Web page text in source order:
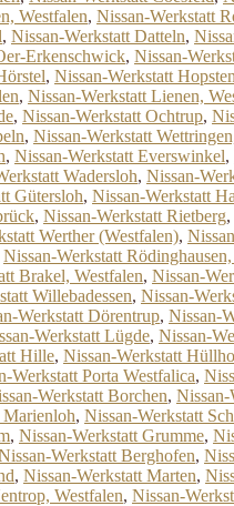
Westfalen, Nissan-Werkstatt
, Nissan-Werkstatt Datteln,
Erkenschwick, Nissan-
, Nissan-Werkstatt Hopsten
, Nissan-Werkstatt Lienen,
, Nissan-Werkstatt Ochtrup,
, Nissan-Werkstatt
, Nissan-Werkstatt Everswinkel,
Wadersloh, Nissan-
Gütersloh, Nissan-Werkstatt
, Nissan-Werkstatt Rietberg,
Werther (Westfalen),
Nissan-Werkstatt
Brakel, Westfalen, Nissan-
Willebadessen, Nissan-
Werkstatt Dörentrup, Nissan-
Werkstatt Lügde, Nissan-
Hille, Nissan-Werkstatt
Werkstatt Porta Westfalica,
Werkstatt Borchen, Nissan-
Marienloh, Nissan-Werkstatt
, Nissan-Werkstatt Grumme,
Werkstatt Berghofen,
, Nissan-Werkstatt Marten,
Westfalen, Nissan-